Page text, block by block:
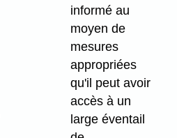
informé au
moyen de
mesures
appropriées
qu'il peut avoir
accès à un
large éventail